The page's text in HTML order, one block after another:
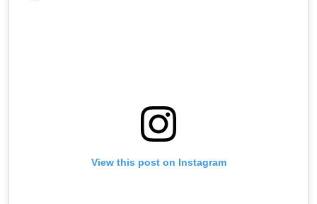
View this post on Instagram